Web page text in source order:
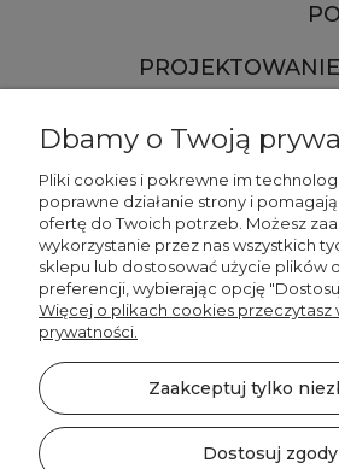
887 750
536 346 177
©2026 Wszelkie Prawa
Dbamy o Twoją
Pliki cookies i pokrewne im
poprawne działanie strony i
ofertę do Twoich potrzeb. Możesz
wykorzystanie przez nas wszystkich
sklepu lub dostosować użycie plików
preferencji, wybierając opcję
Więcej o plikach cookies przeczytasz
prywatności.
Zaakceptuj tylko
Dostosuj zgody